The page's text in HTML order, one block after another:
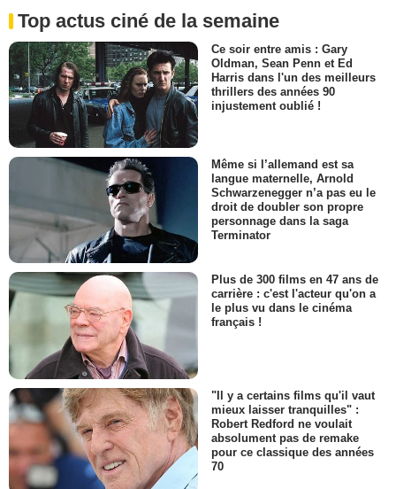
Top actus ciné de la semaine
Ce soir entre amis : Gary
Oldman, Sean Penn et Ed
Harris dans l'un des meilleurs
thrillers des années 90
injustement oublié !
Même si l’allemand est sa
langue maternelle, Arnold
Schwarzenegger n’a pas eu le
droit de doubler son propre
personnage dans la saga
Terminator
Plus de 300 films en 47 ans de
carrière : c'est l'acteur qu'on a
le plus vu dans le cinéma
français !
"Il y a certains films qu'il vaut
mieux laisser tranquilles" :
Robert Redford ne voulait
absolument pas de remake
pour ce classique des années
70